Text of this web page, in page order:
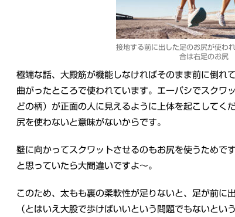
接地する前に出した足のお尻が使わ
合は右足のお尻
極端な話、大殿筋が機能しなければそのまま前に倒れ
曲がったところで使われています。エーパシでスクワ
どの柄）が正面の人に見えるように上体を起こしてく
尻を使わないと意味がないからです。
壁に向かってスクワットさせるのもお尻を使うためで
と思っていたら大間違いですよ～。
このため、太もも裏の柔軟性が足りないと、足が前に
（とはいえ大股で歩けばいいという問題でもないとい